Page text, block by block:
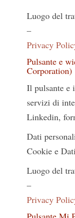
Luogo del
–
Privacy
Pulsante e
Corporation)
Il pulsante e
servizi di
Linkedin,
Dati
Cookie e
Luogo del
–
Privacy